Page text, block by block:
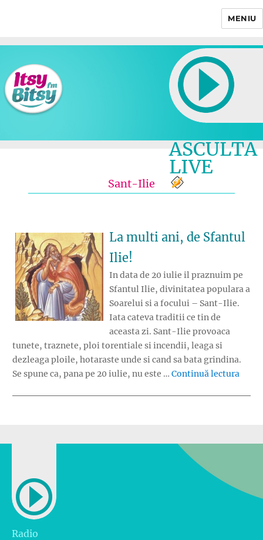
MENIU
ASCULTA
LIVE
Sant-Ilie
La multi ani, de Sfantul
Ilie!
In data de 20 iulie il praznuim pe
Sfantul Ilie, divinitatea populara a
Soarelui si a focului – Sant-Ilie.
Iata cateva traditii ce tin de
aceasta zi. Sant-Ilie provoaca
tunete, traznete, ploi torentiale si incendii, leaga si
dezleaga ploile, hotaraste unde si cand sa bata grindina.
Se spune ca, pana pe 20 iulie, nu este … Continuă lectura
Radio